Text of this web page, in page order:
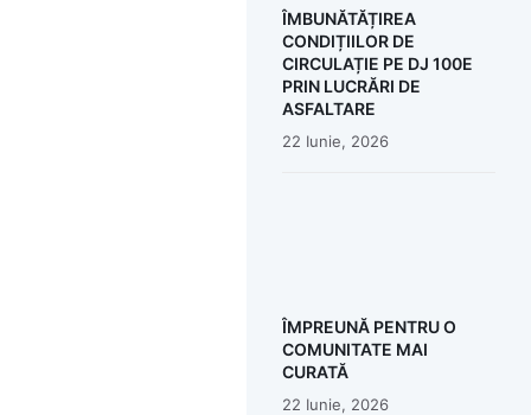
ÎMBUNĂTĂȚIREA
CONDIȚIILOR DE
CIRCULAȚIE PE DJ 100E
PRIN LUCRĂRI DE
ASFALTARE
22 Iunie, 2026
ÎMPREUNĂ PENTRU O
COMUNITATE MAI
CURATĂ
22 Iunie, 2026